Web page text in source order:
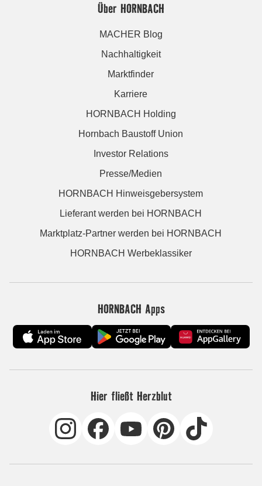
Über HORNBACH
MACHER Blog
Nachhaltigkeit
Marktfinder
Karriere
HORNBACH Holding
Hornbach Baustoff Union
Investor Relations
Presse/Medien
HORNBACH Hinweisgebersystem
Lieferant werden bei HORNBACH
Marktplatz-Partner werden bei HORNBACH
HORNBACH Werbeklassiker
HORNBACH Apps
Hier fließt Herzblut